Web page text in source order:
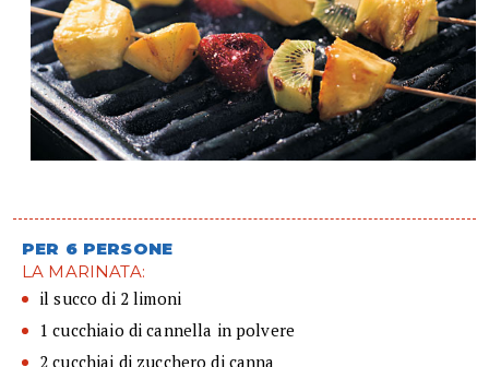
PER 6 PERSONE
LA MARINATA:
il succo di 2 limoni
1 cucchiaio di cannella in polvere
2 cucchiai di zucchero di canna